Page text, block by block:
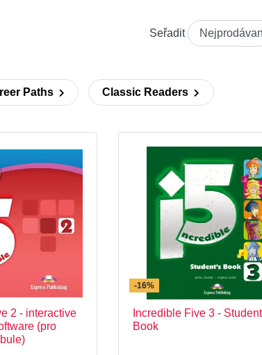
Seřadit
Paths Classic Readers
Incredible 5
Prime Time Sail Away Set Sail
Publishing Upload
2 - interactive
(pro
-16%
Incredible Five 3 -
Book